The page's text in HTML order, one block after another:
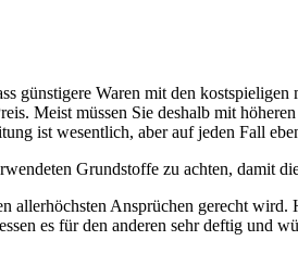
Waren mit den
Meist müssen Sie deshalb mit
ist wesentlich, aber auf jeden Fall
Grundstoffe zu achten, damit
Ansprüchen gerecht
es für den anderen sehr deftig und